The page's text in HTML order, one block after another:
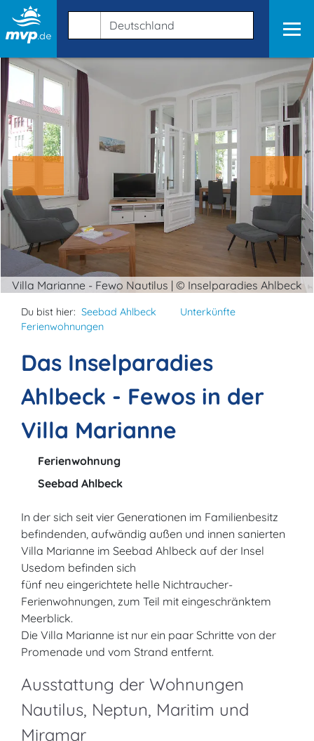
Villa Marianne - Fewo Nautilus | © Inselparadies Ahlbeck
Du bist hier: Seebad Ahlbeck
Unterkünfte
Ferienwohnungen
Das Inselparadies
Ahlbeck - Fewos in der
Villa Marianne
Ferienwohnung
Seebad Ahlbeck
In der sich seit vier Generationen im Familienbesitz
befindenden, aufwändig außen und innen sanierten
Villa Marianne im Seebad Ahlbeck auf der Insel
Usedom befinden sich
fünf neu eingerichtete helle Nichtraucher-
Ferienwohnungen, zum Teil mit eingeschränktem
Meerblick.
Die Villa Marianne ist nur ein paar Schritte von der
Promenade und vom Strand entfernt.
Ausstattung der Wohnungen
Nautilus, Neptun, Maritim und
Miramar